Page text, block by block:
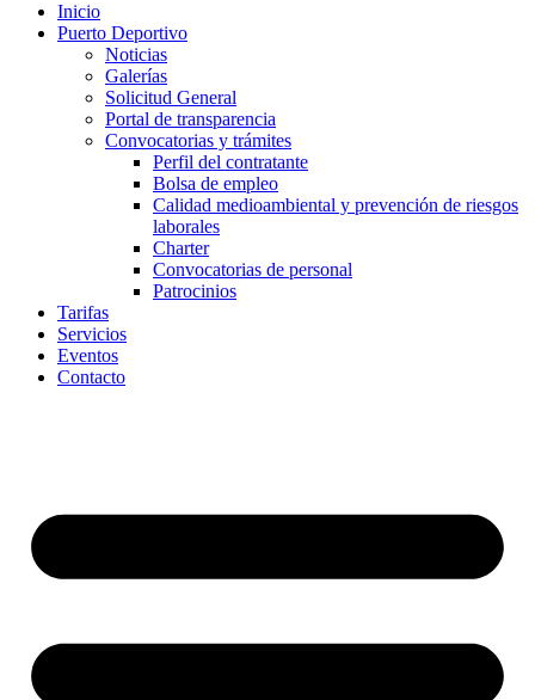
Inicio
Puerto Deportivo
Noticias
Galerías
Solicitud General
Portal de transparencia
Convocatorias y trámites
Perfil del contratante
Bolsa de empleo
Calidad medioambiental y prevención de riesgos
laborales
Charter
Convocatorias de personal
Patrocinios
Tarifas
Servicios
Eventos
Contacto